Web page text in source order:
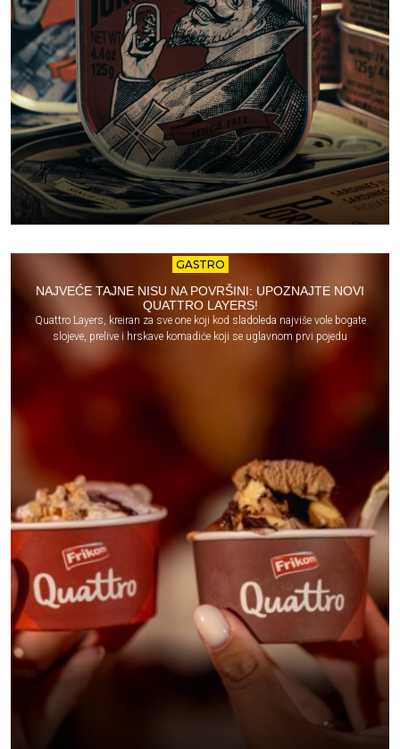
GASTRO
NAJVEĆE TAJNE NISU NA POVRŠINI: UPOZNAJTE NOVI
QUATTRO LAYERS!
Quattro Layers, kreiran za sve one koji kod sladoleda najviše vole bogate
slojeve, prelive i hrskave komadiće koji se uglavnom prvi pojedu